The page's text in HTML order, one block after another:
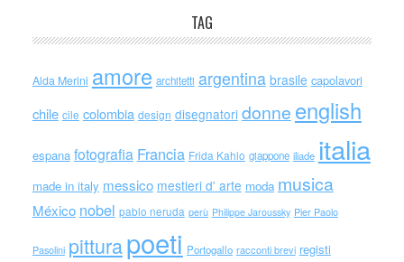
TAG
Alda Merini amore architetti argentina brasile capolavori
chile cile colombia design disegnatori donne english
espana fotografia Francia Frida Kahlo giappone iliade italia
made in italy messico mestieri d' arte moda musica
México nobel pablo neruda perù Philippe Jaroussky Pier Paolo
Pasolini pitturapoeti Portogallo racconti brevi registi